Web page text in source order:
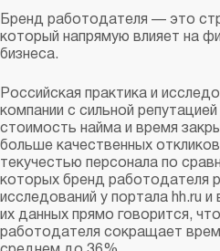
Бренд работодателя — это
который напрямую влияет на
бизнеса.
Российская практика и
компании с сильной
стоимость найма и время
больше качественных
текучестью персонала по
которых бренд работодателя
исследований у портала hh.ru и
их данных прямо говорится,
работодателя сокращает